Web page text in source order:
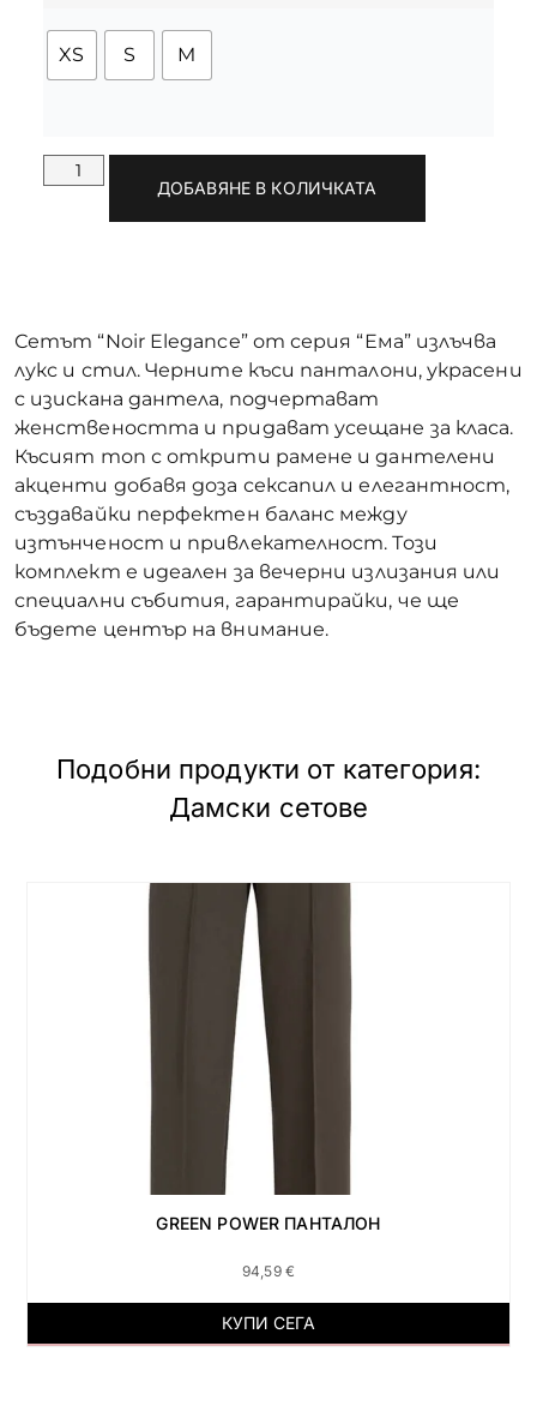
XS S M
ДОБАВЯНЕ В КОЛИЧКАТА
Сетът “Noir Elegance” от серия “Ема” излъчва
лукс и стил. Черните къси панталони, украсени
с изискана дантела, подчертават
женствеността и придават усещане за класа.
Късият топ с открити рамене и дантелени
акценти добавя доза сексапил и елегантност,
създавайки перфектен баланс между
изтънченост и привлекателност. Този
комплект е идеален за вечерни излизания или
специални събития, гарантирайки, че ще
бъдете център на внимание.
Подобни продукти от категория:
Дамски сетове
GREEN POWER ПАНТАЛОН
94,59 €
КУПИ СЕГА